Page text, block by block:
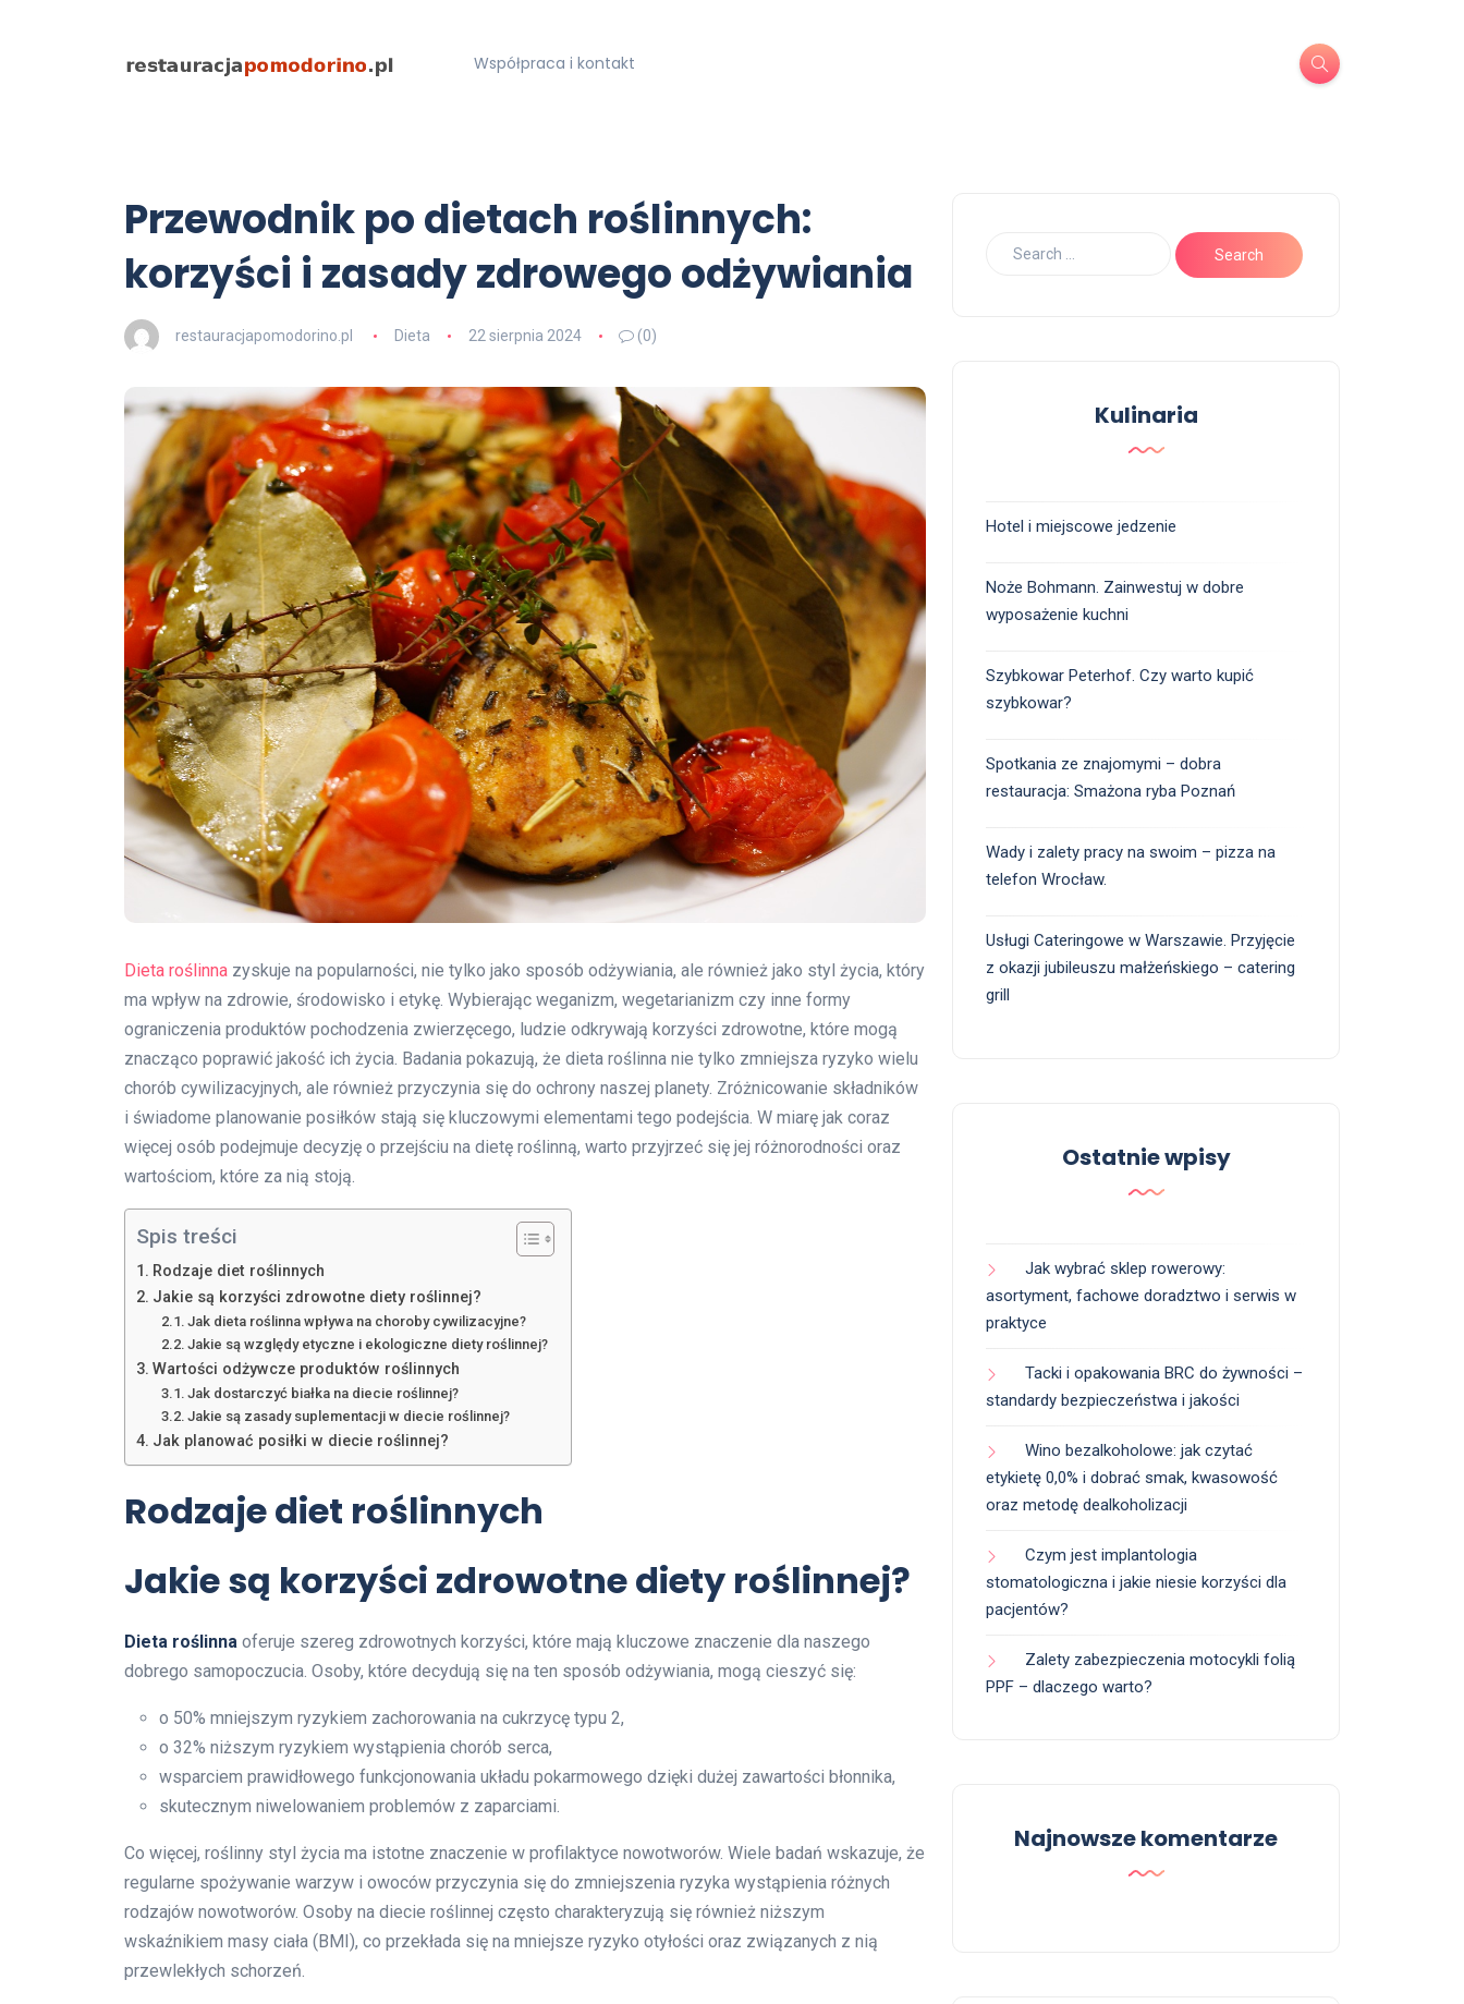
Współpraca i kontakt
Przewodnik po dietach roślinnych:
korzyści i zasady zdrowego odżywiania
restauracjapomodorino.pl Dieta 22 sierpnia 2024 (0)
Dieta roślinna zyskuje na popularności, nie tylko jako sposób odżywiania, ale również jako styl życia, który
ma wpływ na zdrowie, środowisko i etykę. Wybierając weganizm, wegetarianizm czy inne formy
ograniczenia produktów pochodzenia zwierzęcego, ludzie odkrywają korzyści zdrowotne, które mogą
znacząco poprawić jakość ich życia. Badania pokazują, że dieta roślinna nie tylko zmniejsza ryzyko wielu
chorób cywilizacyjnych, ale również przyczynia się do ochrony naszej planety. Zróżnicowanie składników
i świadome planowanie posiłków stają się kluczowymi elementami tego podejścia. W miarę jak coraz
więcej osób podejmuje decyzję o przejściu na dietę roślinną, warto przyjrzeć się jej różnorodności oraz
wartościom, które za nią stoją.
Spis treści
Rodzaje diet roślinnych
Jakie są korzyści zdrowotne diety roślinnej?
Jak dieta roślinna wpływa na choroby cywilizacyjne?
Jakie są względy etyczne i ekologiczne diety roślinnej?
Wartości odżywcze produktów roślinnych
Jak dostarczyć białka na diecie roślinnej?
Jakie są zasady suplementacji w diecie roślinnej?
Jak planować posiłki w diecie roślinnej?
Rodzaje diet roślinnych
Jakie są korzyści zdrowotne diety roślinnej?
Dieta roślinna oferuje szereg zdrowotnych korzyści, które mają kluczowe znaczenie dla naszego
dobrego samopoczucia. Osoby, które decydują się na ten sposób odżywiania, mogą cieszyć się:
o 50% mniejszym ryzykiem zachorowania na cukrzycę typu 2,
o 32% niższym ryzykiem wystąpienia chorób serca,
wsparciem prawidłowego funkcjonowania układu pokarmowego dzięki dużej zawartości błonnika,
skutecznym niwelowaniem problemów z zaparciami.
Co więcej, roślinny styl życia ma istotne znaczenie w profilaktyce nowotworów. Wiele badań wskazuje, że
regularne spożywanie warzyw i owoców przyczynia się do zmniejszenia ryzyka wystąpienia różnych
rodzajów nowotworów. Osoby na diecie roślinnej często charakteryzują się również niższym
wskaźnikiem masy ciała (BMI), co przekłada się na mniejsze ryzyko otyłości oraz związanych z nią
przewlekłych schorzeń.
Kulinaria
Hotel i miejscowe jedzenie
Noże Bohmann. Zainwestuj w dobre
wyposażenie kuchni
Szybkowar Peterhof. Czy warto kupić
szybkowar?
Spotkania ze znajomymi – dobra
restauracja: Smażona ryba Poznań
Wady i zalety pracy na swoim – pizza na
telefon Wrocław.
Usługi Cateringowe w Warszawie. Przyjęcie
z okazji jubileuszu małżeńskiego – catering
grill
Ostatnie wpisy
Jak wybrać sklep rowerowy:
asortyment, fachowe doradztwo i serwis w
praktyce
Tacki i opakowania BRC do żywności –
standardy bezpieczeństwa i jakości
Wino bezalkoholowe: jak czytać
etykietę 0,0% i dobrać smak, kwasowość
oraz metodę dealkoholizacji
Czym jest implantologia
stomatologiczna i jakie niesie korzyści dla
pacjentów?
Zalety zabezpieczenia motocykli folią
PPF – dlaczego warto?
Najnowsze komentarze